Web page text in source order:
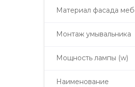
Материал фасада
Монтаж умывальника
Мощность лампы (w)
Наименование